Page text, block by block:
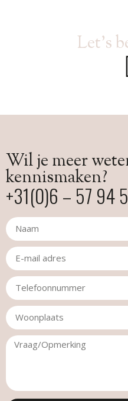
Let’s
Wil je meer
kennismaken?
+31(0)6 – 57 94